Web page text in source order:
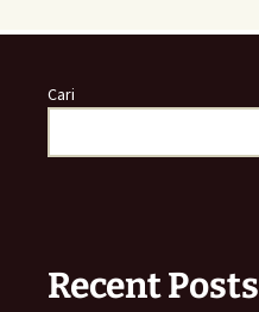
Cari
Recent Posts